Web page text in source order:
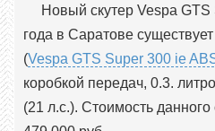
Новый скутер Vespa
года в Саратове
(Vespa GTS Super 300 ie
коробкой передач, 0.3.
(21 л.с.). Стоимость данного